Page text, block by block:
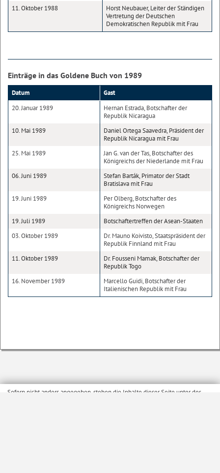
11. Oktober 1988
Horst Neubauer, Leiter der Ständigen
Vertretung der Deutschen
Demokratischen Republik mit Frau
Einträge in das Goldene Buch von 1989
Datum
Gast
20. Januar 1989
Hernan Estrada, Botschafter der
Republik Nicaragua
10. Mai 1989
Daniel Ortega Saavedra, Präsident der
Republik Nicaragua mit Frau
25. Mai 1989
Jan G. van der Tas, Botschafter des
Königreichs der Niederlande mit Frau
06. Juni 1989
Stefan Barták, Primator der Stadt
Bratislava mit Frau
19. Juni 1989
Per Olberg, Botschafter des
Königreichs Norwegen
19. Juli 1989
Botschaftertreffen der Asean-Staaten
03. Oktober 1989
Dr. Mauno Koivisto, Staatspräsident der
Republik Finnland mit Frau
11. Oktober 1989
Dr. Fousseni Mamak, Botschafter der
Republik Togo
16. November 1989
Marcello Guidi, Botschafter der
Italienischen Republik mit Frau
Sofern nicht anders angegeben, stehen die Inhalte dieser Seite unter der